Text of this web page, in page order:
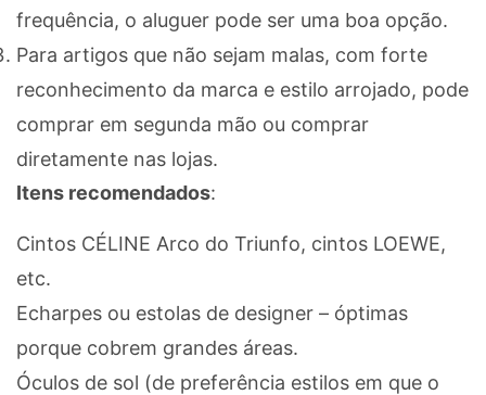
frequência, o aluguer pode ser uma boa opção.
Para artigos que não sejam malas, com forte
reconhecimento da marca e estilo arrojado, pode
comprar em segunda mão ou comprar
diretamente nas lojas.
Itens recomendados:
Cintos CÉLINE Arco do Triunfo, cintos LOEWE,
etc.
Echarpes ou estolas de designer – óptimas
porque cobrem grandes áreas.
Óculos de sol (de preferência estilos em que o